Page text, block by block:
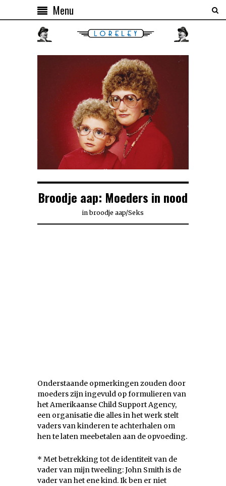
Menu
Broodje aap: Moeders in nood
in broodje aap/Seks
Onderstaande opmerkingen zouden door
moeders zijn ingevuld op formulieren van
het Amerikaanse Child Support Agency,
een organisatie die alles in het werk stelt
vaders van kinderen te achterhalen om
hen te laten meebetalen aan de opvoeding.
* Met betrekking tot de identiteit van de
vader van mijn tweeling: John Smith is de
vader van het ene kind. Ik ben er niet